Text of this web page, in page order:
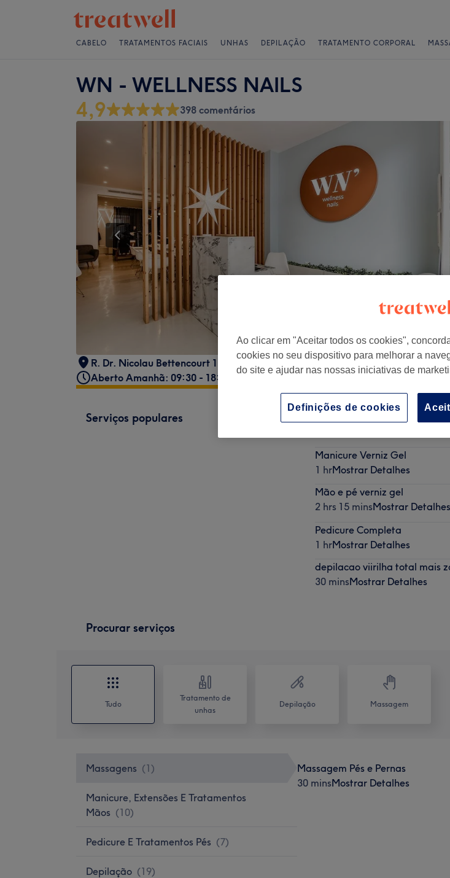
CABELO TRATAMENTOS FACIAIS UNHAS DEPILAÇÃO TRATAMENTO CORPORAL
WN - WELLNESS NAILS
4,9 398 comentários
R. Dr. Nicolau Bettencourt 1B, 1069-413 Lisboa, Portugal
Aberto Amanhã: 09:30 - 18:30
Serviços populares
Manicure Verniz Gel
1 hrMostrar Detalhes
Mão e pé verniz gel
2 hrs 15 minsMostrar Detalhes
Pedicure Completa
1 hrMostrar Detalhes
depilacao viirilha total mais
30 minsMostrar Detalhes
Procurar serviços
Tudo
Tratamento de
unhas
Depilação Massagem
Massagens (1 )
Manicure, Extensões E Tratamentos
Mãos (10)
Pedicure E Tratamentos Pés (7)
Depilação (19)
Massagem Pés e Pernas
30 minsMostrar Detalhes
Ao clicar em "Aceitar todos os cookies",
cookies no seu dispositivo para melhorar a
do site e ajudar nas nossas iniciativas de
Definições de cookies